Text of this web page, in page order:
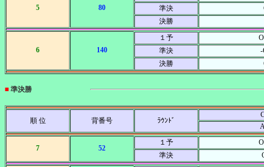
5 80
準決
決勝
6 140
１予
準決
-
決勝
■ 準決勝
順 位 背番号 ﾗｳﾝﾄﾞ
7 52
１予
準決